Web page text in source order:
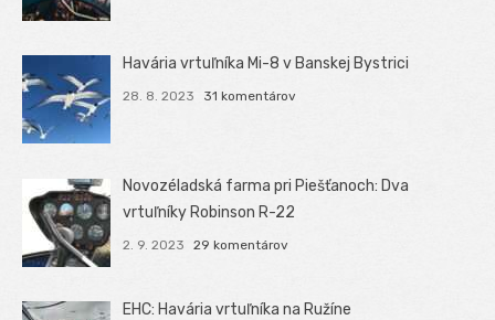
Havária vrtuľníka Mi-8 v Banskej Bystrici
28. 8. 2023 31 komentárov
Novozéladská farma pri Piešťanoch: Dva
vrtuľníky Robinson R-22
2. 9. 2023 29 komentárov
EHC: Havária vrtuľníka na Ružíne